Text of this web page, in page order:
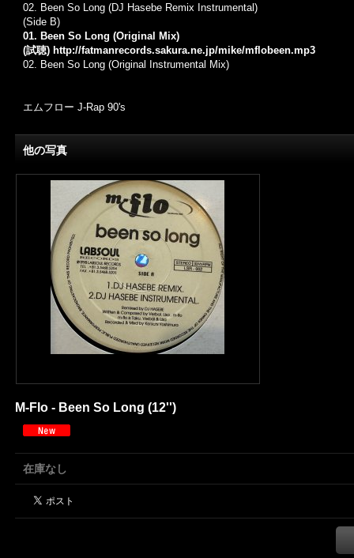
02. Been So Long (DJ Hasebe Remix Instrumental)
(Side B)
01. Been So Long (Original Mix)
(試聴) http://fatmanrecords.sakura.ne.jp/mike/mflobeen.mp3
02. Been So Long (Original Instrumental Mix)
エムフロー J-Rap 90's
他の写真
M-Flo - Been So Long (12'')
在庫なし